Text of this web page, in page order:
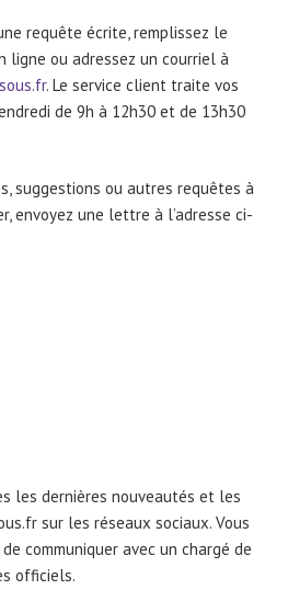
requête écrite, remplissez le
ligne ou adressez un courriel à
. Le service client traite vos
de 9h à 12h30 et de 13h30
suggestions ou autres requêtes à
envoyez une lettre à l’adresse ci-
les dernières nouveautés et les
sur les réseaux sociaux. Vous
communiquer avec un chargé de
officiels.